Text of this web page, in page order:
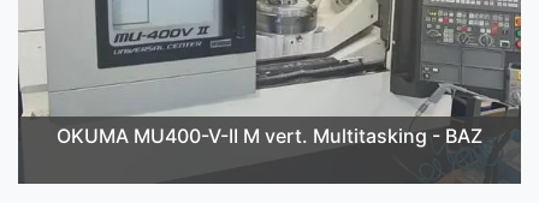
OKUMA MU400-V-II M vert. Multitasking - BAZ